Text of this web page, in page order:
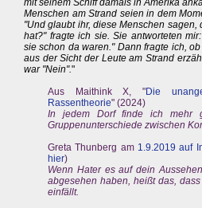
mit seinem Schiff damals in Amerika
Menschen am Strand seien in dem
"Und glaubt ihr, diese Menschen
hat?" fragte ich sie. Sie antworteten
sie schon da waren." Dann fragte ich,
aus der Sicht der Leute am Strand
war "Nein"."
Aus Maithink X, "Die
Rassentheorie" (2024)
In jedem Dorf finde ich mehr
Gruppenunterschiede zwischen
Greta Thunberg am 1.9.2019 auf
hier)
Wenn Hater es auf dein
abgesehen haben, heißt das,
einfällt.